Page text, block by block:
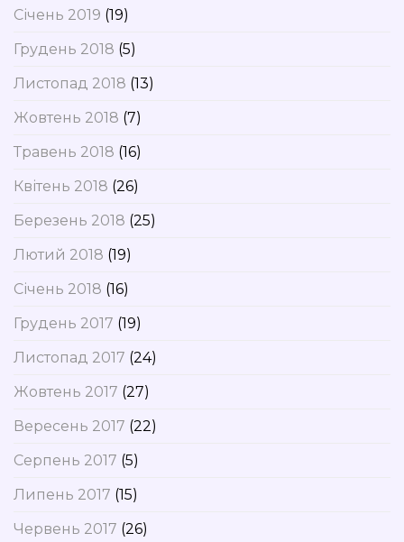
Січень 2019 (19)
Грудень 2018 (5)
Листопад 2018 (13)
Жовтень 2018 (7)
Травень 2018 (16)
Квітень 2018 (26)
Березень 2018 (25)
Лютий 2018 (19)
Січень 2018 (16)
Грудень 2017 (19)
Листопад 2017 (24)
Жовтень 2017 (27)
Вересень 2017 (22)
Серпень 2017 (5)
Липень 2017 (15)
Червень 2017 (26)